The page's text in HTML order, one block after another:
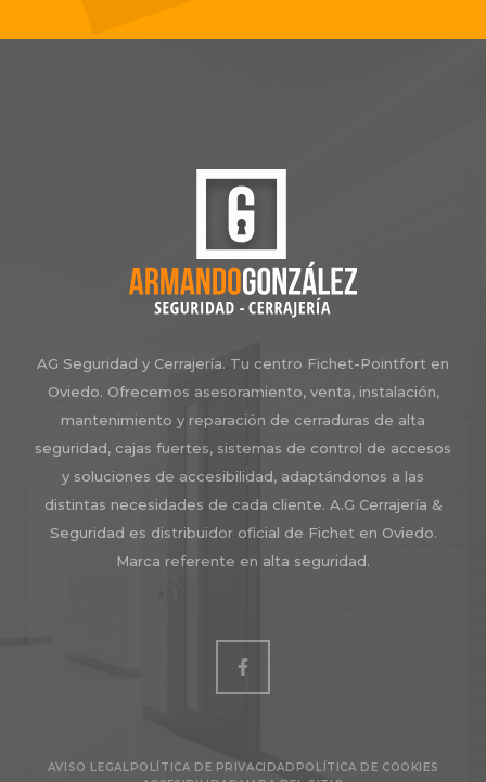
AG Seguridad y Cerrajería. Tu centro Fichet-Pointfort en
Oviedo. Ofrecemos asesoramiento, venta, instalación,
mantenimiento y reparación de cerraduras de alta
seguridad, cajas fuertes, sistemas de control de accesos
y soluciones de accesibilidad, adaptándonos a las
distintas necesidades de cada cliente. A.G Cerrajería &
Seguridad es distribuidor oficial de Fichet en Oviedo.
Marca referente en alta seguridad.
AVISO LEGALPOLÍTICA DE PRIVACIDAD POLÍTICA DE COOKIES